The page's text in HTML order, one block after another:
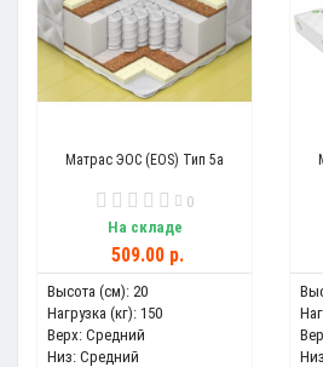
Матрас ЭОС (EOS) Тип 5а
0
На складе
509.00 р.
Высота (см): 20
Нагрузка (кг): 150
Верх: Средний
Низ: Средний